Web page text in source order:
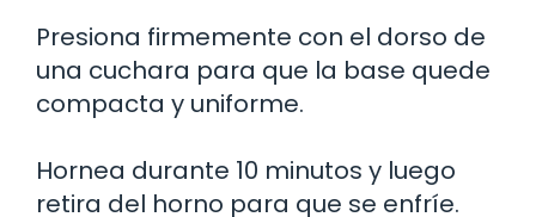
Presiona firmemente con el dorso de
una cuchara para que la base quede
compacta y uniforme.
Hornea durante 10 minutos y luego
retira del horno para que se enfríe.